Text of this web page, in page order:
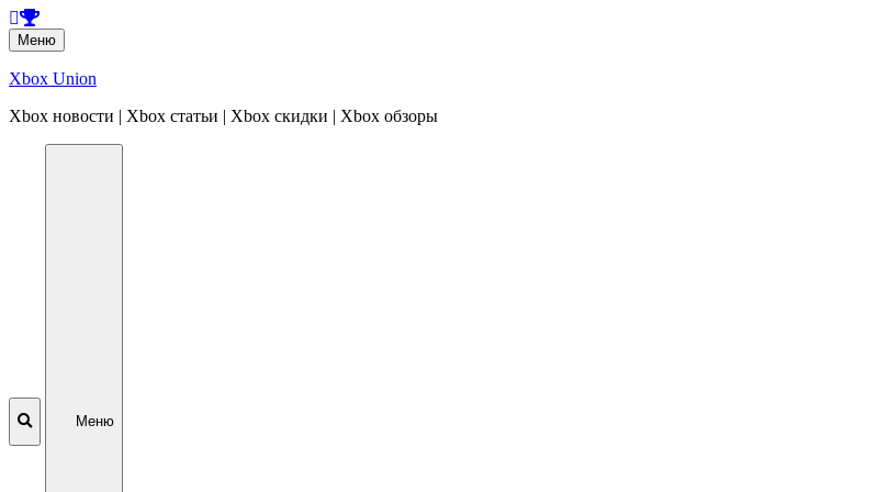
Меню Перейти
к
содержанию
Xbox Union
Xbox новости | Xbox статьи | Xbox скидки | Xbox обзоры
Меню
Перейти